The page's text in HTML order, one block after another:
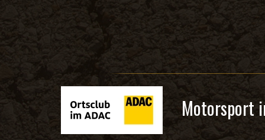
Motorsport